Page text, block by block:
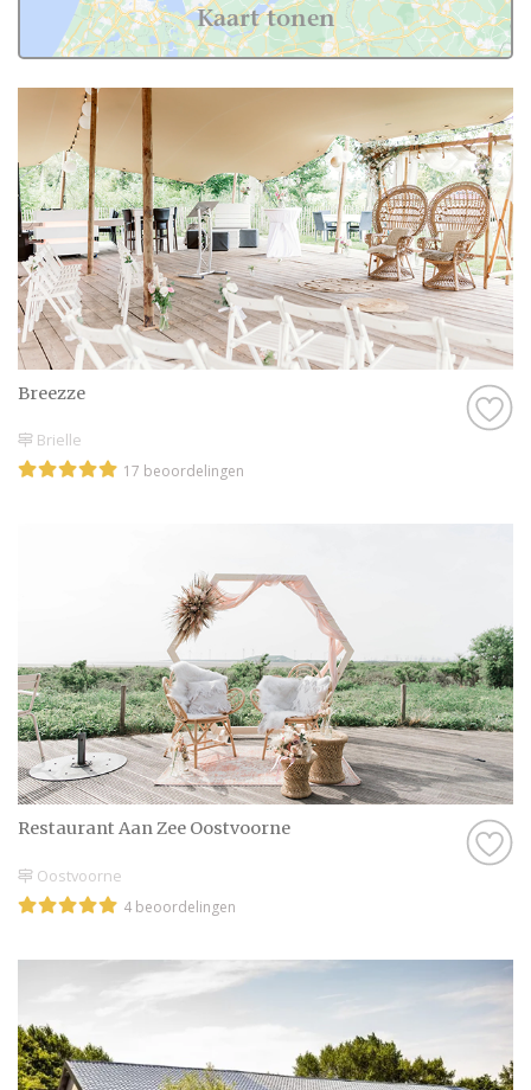
Breezze
Brielle
17 beoordelingen
Restaurant Aan Zee Oostvoorne
Oostvoorne
4 beoordelingen
Kaart tonen